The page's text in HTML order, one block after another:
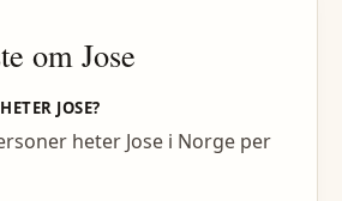
om Jose
JOSE?
heter Jose i Norge per